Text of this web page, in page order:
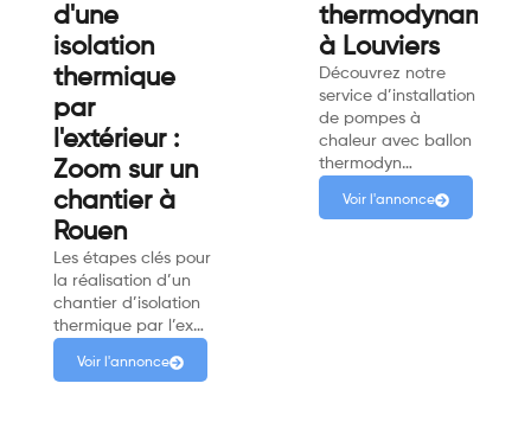
d'une
isolation
thermique
par
l'extérieur :
Zoom sur un
chantier à
Rouen
Les étapes clés pour
la réalisation d’un
chantier d’isolation
thermique par l’ex…
Voir l'annonce
à Louviers
Découvrez notre
service d’installation
de pompes à
chaleur avec ballon
thermodyn…
Voir l'annonce